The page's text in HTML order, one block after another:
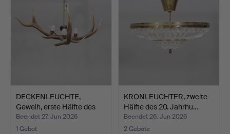
DECKENLEUCHTE,
Geweih, erste Hälfte des
20…
Beendet 27. Jun 2026
1 Gebot
KRONLEUCHTER, zweite
Hälfte des 20. Jahrhu…
Beendet 26. Jun 2026
2 Gebote